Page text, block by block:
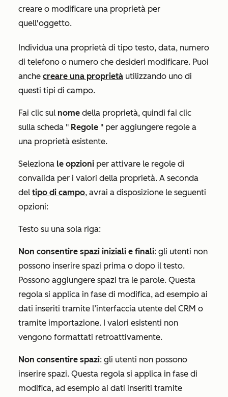
creare o modificare una proprietà per
quell'oggetto.
Individua una proprietà di tipo testo, data, numero
di telefono o numero che desideri modificare. Puoi
anche creare una proprietà utilizzando uno di
questi tipi di campo.
Fai clic sul nome della proprietà, quindi fai clic
sulla scheda " Regole " per aggiungere regole a
una proprietà esistente.
Seleziona le opzioni per attivare le regole di
convalida per i valori della proprietà. A seconda
del tipo di campo, avrai a disposizione le seguenti
opzioni:
Testo su una sola riga:
Non consentire spazi iniziali e finali: gli utenti non
possono inserire spazi prima o dopo il testo.
Possono aggiungere spazi tra le parole. Questa
regola si applica in fase di modifica, ad esempio ai
dati inseriti tramite l’interfaccia utente del CRM o
tramite importazione. I valori esistenti non
vengono formattati retroattivamente.
Non consentire spazi: gli utenti non possono
inserire spazi. Questa regola si applica in fase di
modifica, ad esempio ai dati inseriti tramite